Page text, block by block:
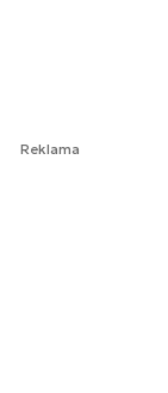
Reklama